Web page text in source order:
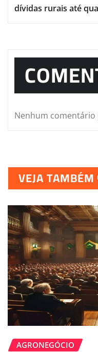
dívidas rurais até
Nenhum
VEJA TAMBÉM
AGRONEGÓCIO